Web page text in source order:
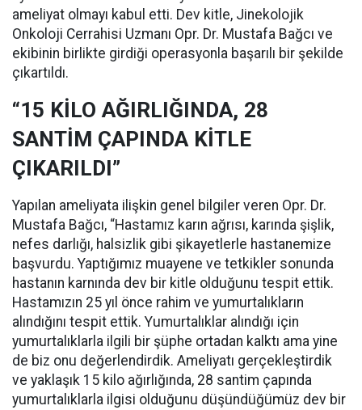
ameliyat olmayı kabul etti. Dev kitle, Jinekolojik
Onkoloji Cerrahisi Uzmanı Opr. Dr. Mustafa Bağcı ve
ekibinin birlikte girdiği operasyonla başarılı bir şekilde
çıkartıldı.
“15 KİLO AĞIRLIĞINDA, 28
SANTİM ÇAPINDA KİTLE
ÇIKARILDI”
Yapılan ameliyata ilişkin genel bilgiler veren Opr. Dr.
Mustafa Bağcı, “Hastamız karın ağrısı, karında şişlik,
nefes darlığı, halsizlik gibi şikayetlerle hastanemize
başvurdu. Yaptığımız muayene ve tetkikler sonunda
hastanın karnında dev bir kitle olduğunu tespit ettik.
Hastamızın 25 yıl önce rahim ve yumurtalıkların
alındığını tespit ettik. Yumurtalıklar alındığı için
yumurtalıklarla ilgili bir şüphe ortadan kalktı ama yine
de biz onu değerlendirdik. Ameliyatı gerçekleştirdik
ve yaklaşık 15 kilo ağırlığında, 28 santim çapında
yumurtalıklarla ilgisi olduğunu düşündüğümüz dev bir